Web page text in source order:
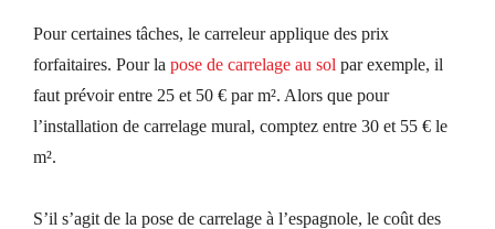
Pour certaines tâches, le carreleurapplique des prix
forfaitaires. Pour la pose de carrelage au sol par exemple, il
faut prévoir entre 25 et 50 € par m². Alors que pour
l’installation de carrelage mural, comptez entre 30 et 55 € le
m².
S’il s’agit de la pose de carrelage à l’espagnole, le coût des